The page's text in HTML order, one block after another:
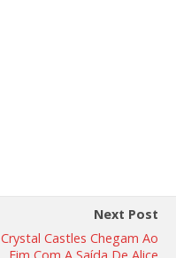
Next Post
Crystal Castles Chegam Ao